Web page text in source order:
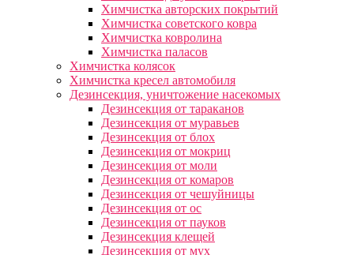
Химчистка авторских покрытий
Химчистка советского ковра
Химчистка ковролина
Химчистка паласов
Химчистка колясок
Химчистка кресел автомобиля
Дезинсекция, уничтожение насекомых
Дезинсекция от тараканов
Дезинсекция от муравьев
Дезинсекция от блох
Дезинсекция от мокриц
Дезинсекция от моли
Дезинсекция от комаров
Дезинсекция от чешуйницы
Дезинсекция от ос
Дезинсекция от пауков
Дезинсекция клещей
Дезинсекция от мух